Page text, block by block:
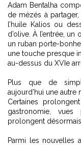
Adam Bentalha
de mézés à
l’huile Kalios ou
d’olive. À l’entrée,
un ruban porte-
une touche presque
au-dessus du XVIe
Plus que de
aujourd’hui une autre
Certaines
gastronomie,
prolongent
Parmi les nouvelles